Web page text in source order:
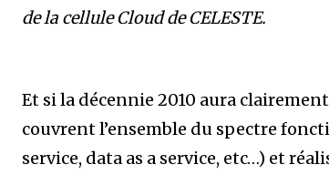
de la cellule Cloud de CELESTE.
Et si la décennie 2010 aura
couvrent l’ensemble du spectre
service, data as a service, etc…) et